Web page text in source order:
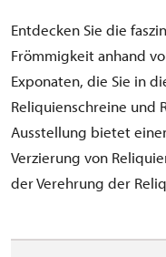
Entdecken Sie die
Frömmigkeit anhand
Exponaten, die Sie in
Reliquienschreine und
Ausstellung bietet
Verzierung von
der Verehrung der